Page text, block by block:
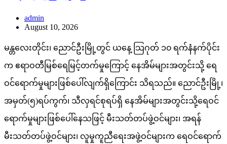
admin
August 10, 2026
မန္တလေးတိုင်း၊ ညောင်ဦးမြို့တွင် ယနေ့ သြဂုတ် ၁၀ ရက်နံနက်ပိုင်း
က ဧရာဝတီမြစ်ရေမြင့်တက်မှုကြောင့် နေအိမ်များအတွင်းသို့ ရေ
ဝင်ရောက်မှုများဖြစ်ပေါ်လျက်ရှိကြောင်း သိရသည်။ ညောင်ဦးမြို့၊
အမှတ်(၅)ရပ်ကွက်၊ သီလှရင်စုရပ်ရှိ နေအိမ်များအတွင်းသို့ရေဝင်
ရောက်မှုများဖြစ်ပေါ်နေသဖြင့် မီးသတ်တပ်ဖွဲ့ဝင်များ၊ အရန်
မီးသတ်တပ်ဖွဲ့ဝင်များ၊ လူမှုကူညီရေးအဖွဲ့ဝင်များက ရေဝင်ရောက်